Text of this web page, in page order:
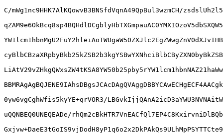
C/mWg1nc9HHK7AlKQowvB3BNSfdVqnA49QpBul3wzmCH/
0yw6vgCghWfis5kyYE+qrVOR3/
uQQNBEQ0UNEQEADe/